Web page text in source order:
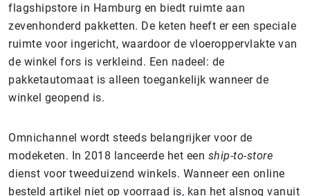
flagshipstore in Hamburg en biedt ruimte aan
zevenhonderd pakketten. De keten heeft er een speciale
ruimte voor ingericht, waardoor de vloeroppervlakte van
de winkel fors is verkleind. Een nadeel: de
pakketautomaat is alleen toegankelijk wanneer de
winkel geopend is.
Omnichannel wordt steeds belangrijker voor de
modeketen. In 2018 lanceerde het een ship-to-store
dienst voor tweeduizend winkels. Wanneer een online
besteld artikel niet op voorraad is, kan het alsnog vanuit